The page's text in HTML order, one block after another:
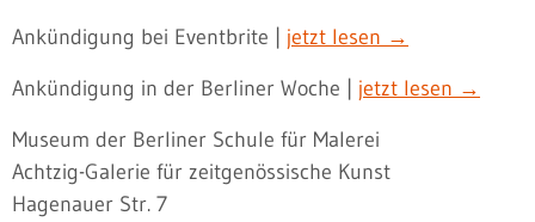
Ankündigung bei Eventbrite | jetzt lesen →
Ankündigung in der Berliner Woche | jetzt lesen →
Museum der Berliner Schule für Malerei
Achtzig-Galerie für zeitgenössische Kunst
Hagenauer Str. 7